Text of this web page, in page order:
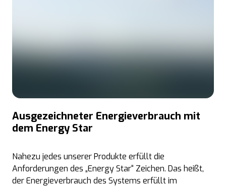
Ausgezeichneter Energieverbrauch mit
dem Energy Star
Nahezu jedes unserer Produkte erfüllt die
Anforderungen des „Energy Star“ Zeichen. Das heißt,
der Energieverbrauch des Systems erfüllt im